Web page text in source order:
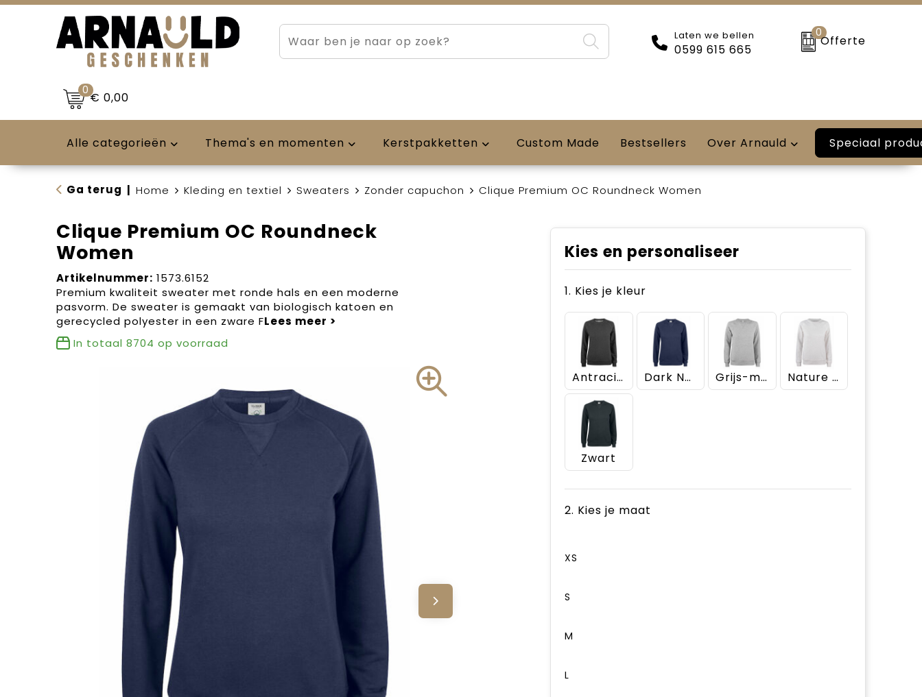
Laten we bellen
0599 615 665
0
Offerte
0€ 0,00
Alle categorieën Thema's en momenten Kerstpakketten Custom Made Bestsellers Over Arnauld Speciaal
Ga terug Home Kleding en textiel Sweaters Zonder capuchon Clique Premium OC Roundneck Women
Clique Premium OC Roundneck
Women
Artikelnummer: 1573.6152
Premium kwaliteit sweater met ronde hals en een moderne
pasvorm. De sweater is gemaakt van biologisch katoen en
gerecycled polyester in een zware F
In totaal 8704 op voorraad
Kies en personaliseer
1. Kies je kleur
Antraciet Dark Navy Grijs-melange Nature Melange
Zwart
2. Kies je maat
XS
S
M
L